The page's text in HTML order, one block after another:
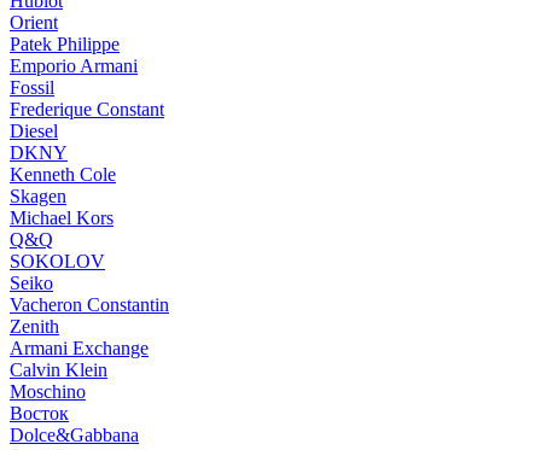
Orient
Patek Philippe
Emporio Armani
Fossil
Frederique Constant
Diesel
DKNY
Kenneth Cole
Skagen
Michael Kors
Q&Q
SOKOLOV
Seiko
Vacheron Constantin
Zenith
Armani Exchange
Calvin Klein
Moschino
Восток
Dolce&Gabbana